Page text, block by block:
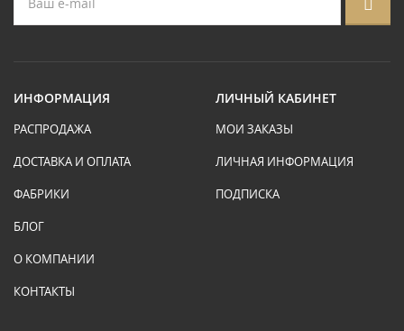
ИНФОРМАЦИЯ
РАСПРОДАЖА
ДОСТАВКА И ОПЛАТА
ФАБРИКИ
БЛОГ
О КОМПАНИИ
КОНТАКТЫ
ЛИЧНЫЙ КАБИНЕТ
МОИ ЗАКАЗЫ
ЛИЧНАЯ ИНФОРМАЦИЯ
ПОДПИСКА